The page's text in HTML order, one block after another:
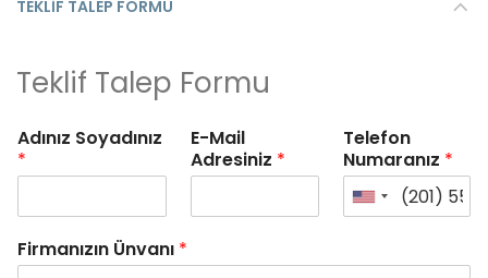
TEKLIF TALEP FORMU
Teklif Talep Formu
Adınız Soyadınız
*
E-Mail
Adresiniz *
Telefon
Numaranız *
Firmanızın Ünvanı *